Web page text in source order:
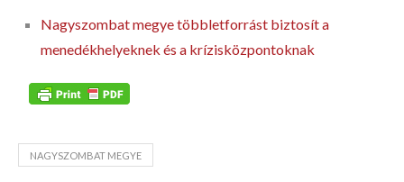
Nagyszombat megye többletforrást biztosít a
menedékhelyeknek és a krízisközpontoknak
NAGYSZOMBAT MEGYE